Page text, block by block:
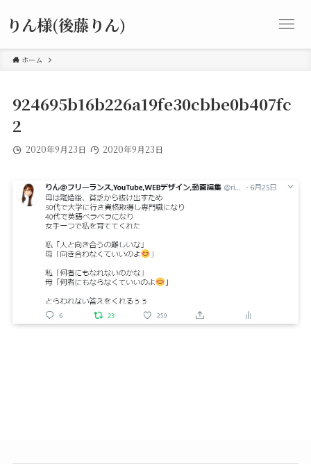
りん様(後藤りん)
ホーム
924695b16b226a19fe30cbbe0b407fc
2
2020年9月23日 2020年9月23日